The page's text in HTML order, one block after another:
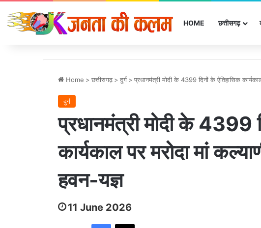
HOME छत्तीसगढ़
Home > छत्तीसगढ़ > दुर्ग > प्रधानमंत्री मोदी के 4399 दिनों के ऐतिहासिक
दुर्ग
प्रधानमंत्री मोदी के 4399
कार्यकाल पर मरोदा मां
हवन-यज्ञ
11 June 2026
Facebook
X